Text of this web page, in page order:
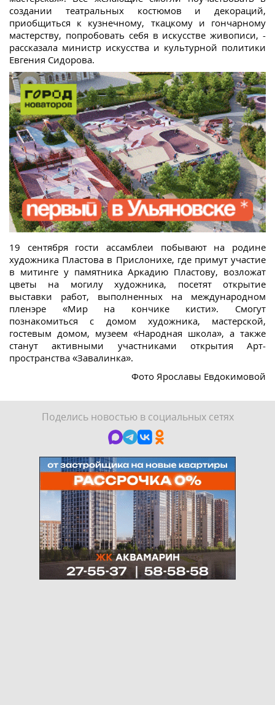
создании театральных костюмов и декораций,
приобщиться к кузнечному, ткацкому и гончарному
мастерству, попробовать себя в искусстве живописи, -
рассказала министр искусства и культурной политики
Евгения Сидорова.
19 сентября гости ассамблеи побывают на родине
художника Пластова в Прислонихе, где примут участие
в митинге у памятника Аркадию Пластову, возложат
цветы на могилу художника, посетят открытие
выставки работ, выполненных на международном
пленэре «Мир на кончике кисти». Смогут
познакомиться с домом художника, мастерской,
гостевым домом, музеем «Народная школа», а также
станут активными участниками открытия Арт-
пространства «Завалинка».
Фото Ярославы Евдокимовой
Поделись новостью в социальных сетях